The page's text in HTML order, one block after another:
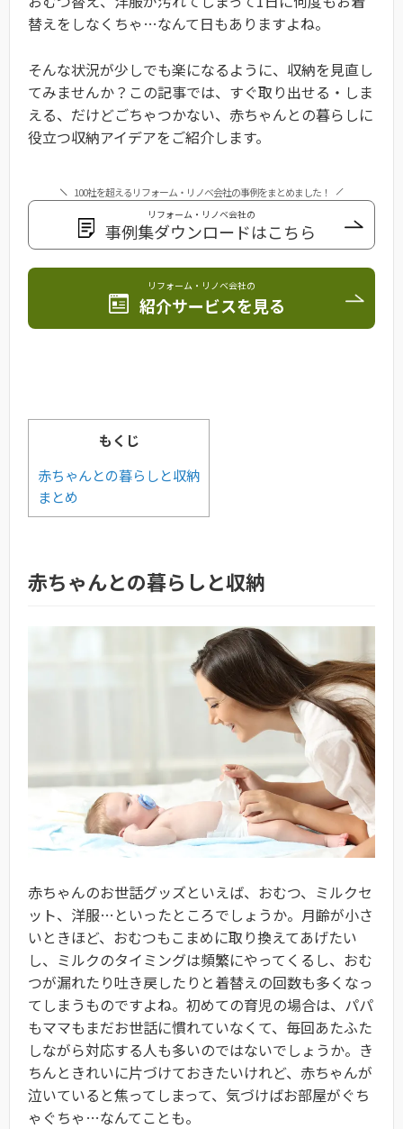
替えをしなくちゃ…なんて日もありますよね。
そんな状況が少しでも楽になるように、収納を見直し
てみませんか？この記事では、すぐ取り出せる・しま
える、だけどごちゃつかない、赤ちゃんとの暮らしに
役立つ収納アイデアをご紹介します。
100社を超えるリフォーム・リノベ会社の事例をまとめました！
リフォーム・リノベ会社の
事例集ダウンロードはこちら
リフォーム・リノベ会社の
紹介サービスを見る
もくじ
赤ちゃんとの暮らしと収納
まとめ
赤ちゃんとの暮らしと収納
赤ちゃんのお世話グッズといえば、おむつ、ミルクセ
ット、洋服…といったところでしょうか。月齢が小さ
いときほど、おむつもこまめに取り換えてあげたい
し、ミルクのタイミングは頻繁にやってくるし、おむ
つが漏れたり吐き戻したりと着替えの回数も多くなっ
てしまうものですよね。初めての育児の場合は、パパ
もママもまだお世話に慣れていなくて、毎回あたふた
しながら対応する人も多いのではないでしょうか。き
ちんときれいに片づけておきたいけれど、赤ちゃんが
泣いていると焦ってしまって、気づけばお部屋がぐち
ゃぐちゃ…なんてことも。